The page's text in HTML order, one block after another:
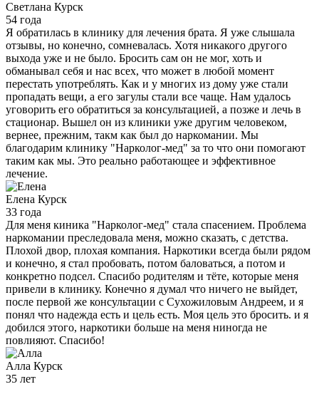
Светлана Курск
54 года
Я обратилась в клинику для лечения брата. Я уже слышала
отзывы, но конечно, сомневалась. Хотя никакого другого
выхода уже и не было. Бросить сам он не мог, хоть и
обманывал себя и нас всех, что может в любой момент
перестать употреблять. Как и у многих из дому уже стали
пропадать вещи, а его загулы стали все чаще. Нам удалось
уговорить его обратиться за консультацией, а позже и лечь в
стационар. Вышел он из клиники уже другим человеком,
вернее, прежним, такм как был до наркомании. Мы
благодарим клинику "Нарколог-мед" за то что они помогают
таким как мы. Это реально работающее и эффективное
лечение.
Елена Курск
33 года
Для меня киника "Нарколог-мед" стала спасением. Проблема
наркомании преследовала меня, можно сказать, с детства.
Плохой двор, плохая компания. Наркотики всегда были рядом
и конечно, я стал пробовать, потом баловаться, а потом и
конкретно подсел. Спасибо родителям и тёте, которые меня
привели в клинику. Конечно я думал что ничего не выйдет,
после первой же консультации с Сухожиловым Андреем, и я
понял что надежда есть и цель есть. Моя цель это бросить. и я
добился этого, наркотики больше на меня ниногда не
повлияют. Спасибо!
Алла Курск
35 лет